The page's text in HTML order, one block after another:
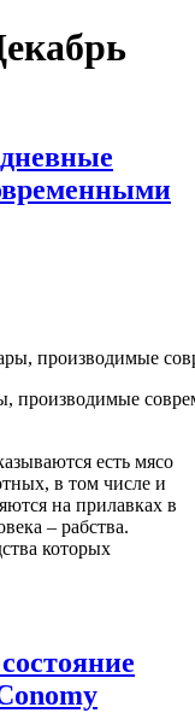
производимые
есть мясо
в том числе и
на прилавках в
– рабства.
которых